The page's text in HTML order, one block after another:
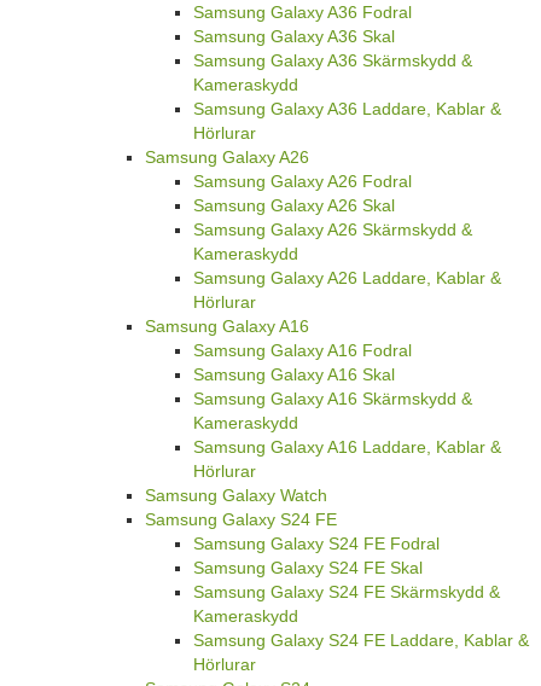
Samsung Galaxy A36 Fodral
Samsung Galaxy A36 Skal
Samsung Galaxy A36 Skärmskydd &
Kameraskydd
Samsung Galaxy A36 Laddare, Kablar &
Hörlurar
Samsung Galaxy A26
Samsung Galaxy A26 Fodral
Samsung Galaxy A26 Skal
Samsung Galaxy A26 Skärmskydd &
Kameraskydd
Samsung Galaxy A26 Laddare, Kablar &
Hörlurar
Samsung Galaxy A16
Samsung Galaxy A16 Fodral
Samsung Galaxy A16 Skal
Samsung Galaxy A16 Skärmskydd &
Kameraskydd
Samsung Galaxy A16 Laddare, Kablar &
Hörlurar
Samsung Galaxy Watch
Samsung Galaxy S24 FE
Samsung Galaxy S24 FE Fodral
Samsung Galaxy S24 FE Skal
Samsung Galaxy S24 FE Skärmskydd &
Kameraskydd
Samsung Galaxy S24 FE Laddare, Kablar &
Hörlurar